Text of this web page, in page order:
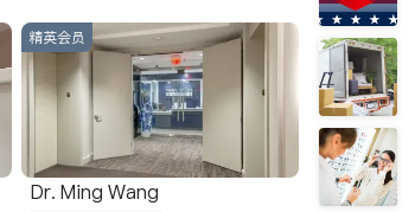
精英会员
Dr. Ming Wang